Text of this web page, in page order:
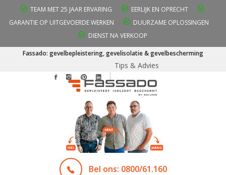
TEAM MET 25 JAAR ERVARING
EERLIJK EN OPRECHT
GARANTIE OP UITGEVOERDE WERKEN
DUURZAME OPLOSSINGEN
DIENST NA VERKOOP
Fassado: gevelbepleistering, gevelisolatie & gevelbescherming
Tips & Advies
Bel ons: 0800/61.160